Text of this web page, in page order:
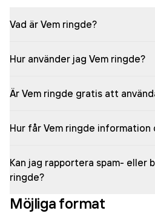
Vad är Vem ringde?
Hur använder jag Vem ringde?
Är Vem ringde gratis att
Hur får Vem ringde
Kan jag rapportera spam- eller
ringde?
Möjliga format